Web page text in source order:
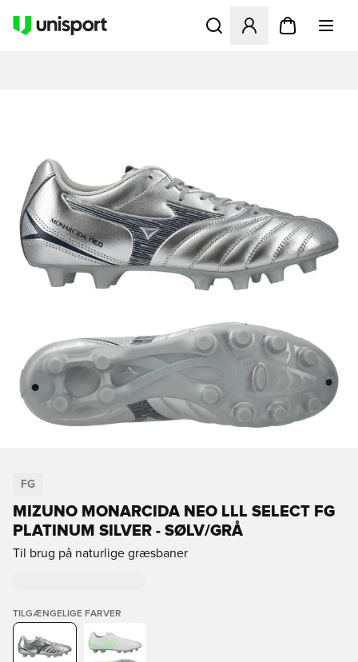
Åbner en Modal til at
FG
MIZUNO MONARCIDA NEO LLL SELECT FG
PLATINUM SILVER - SØLV/GRÅ
Til brug på naturlige græsbaner
TILGÆNGELIGE FARVER